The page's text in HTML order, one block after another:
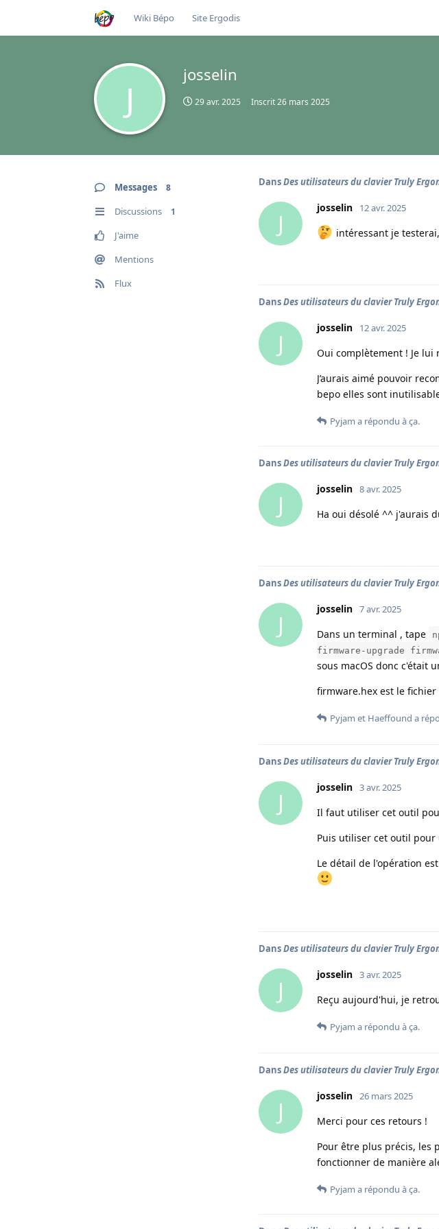
Wiki Bépo Site Ergodis
J
josselin
29 avr. 2025 Inscrit26 mars 2025
Messages 8
Discussions 1
J'aime
Mentions
Flux
DansDes utilisateurs du clavier Truly
J
josselin 12 avr. 2025
intéressant je
DansDes utilisateurs du clavier Truly
J
josselin 12 avr. 2025
Oui complètement ! Je lui
J’aurais aimé pouvoir
bepo elles sont
Pyjam a répondu à ça.
DansDes utilisateurs du clavier Truly
J
josselin 8 avr. 2025
Ha oui désolé ^^ j'aurais
DansDes utilisateurs du clavier Truly
J
josselin 7 avr. 2025
Dans un terminal , tape
firmware-upgrade
sous macOS donc c'était
firmware.hex est le
Pyjam et Haeffound a
DansDes utilisateurs du clavier Truly
J
josselin 3 avr. 2025
Il faut utiliser cet outil
Puis utiliser cet outil
Le détail de l'opération
DansDes utilisateurs du clavier Truly
J
josselin 3 avr. 2025
Reçu aujourd'hui, je
Pyjam a répondu à ça.
DansDes utilisateurs du clavier Truly
J
josselin 26 mars 2025
Merci pour ces retours !
Pour être plus précis, les
fonctionner de manière
Pyjam a répondu à ça.